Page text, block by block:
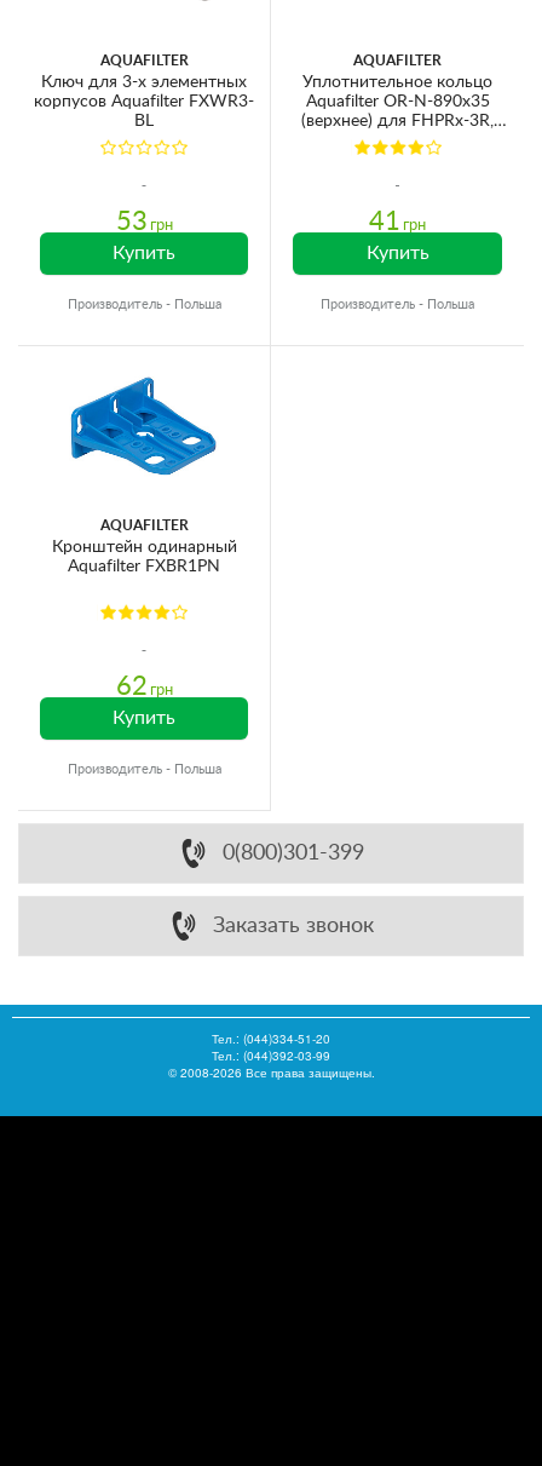
AQUAFILTER
Ключ для 3-х элементных
корпусов Aquafilter FXWR3-
BL
53 грн
Купить
Производитель - Польша
AQUAFILTER
Уплотнительное кольцо
Aquafilter OR-N-890х35
(верхнее) для FHPRx-3R,
FHPRx-3VR
41 грн
Купить
Производитель - Польша
AQUAFILTER
Кронштейн одинарный
Aquafilter FXBR1PN
62 грн
Купить
Производитель - Польша
0(800)301-399
Заказать звонок
Тел.: (044)334-51-20
Тел.: (044)392-03-99
© 2008-2026 Все права защищены.